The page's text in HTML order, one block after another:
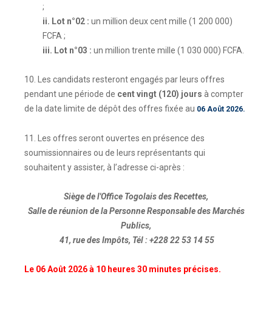
;
ii. Lot n°02 : un million deux cent mille (1 200 000)
FCFA ;
iii. Lot n°03 : un million trente mille (1 030 000) FCFA.
10. Les candidats resteront engagés par leurs offres
pendant une période de cent vingt (120) jours à compter
de la date limite de dépôt des offres fixée au 06 Août 2026.
11. Les offres seront ouvertes en présence des
soumissionnaires ou de leurs représentants qui
souhaitent y assister, à l’adresse ci-après :
Siège de l'Office Togolais des Recettes,
Salle de réunion de la Personne Responsable des Marchés
Publics,
41, rue des Impôts, Tél : +228 22 53 14 55
Le 06 Août 2026 à 10 heures 30 minutes précises.